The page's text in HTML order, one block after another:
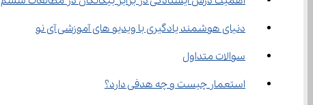
دنیای هوشمند یادگیری با ویدیو های آموزشی آی نو
سوالات متداول
استعمار چیست و چه هدفی دارد؟